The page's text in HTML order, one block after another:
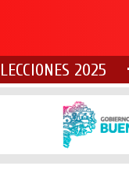
2025